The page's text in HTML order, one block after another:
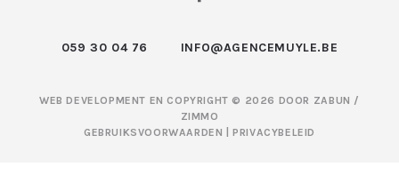
059 30 04 76 INFO@AGENCEMUYLE.BE
WEB DEVELOPMENT EN COPYRIGHT © 2026 DOOR ZABUN /
ZIMMO
GEBRUIKSVOORWAARDEN
|PRIVACYBELEID